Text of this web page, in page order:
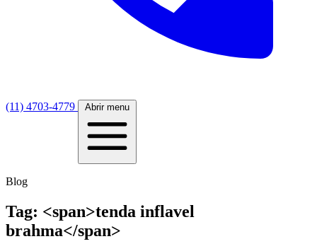
(11) 4703-4779 Abrir menu
Blog
Tag: <span>tenda inflavel
brahma</span>